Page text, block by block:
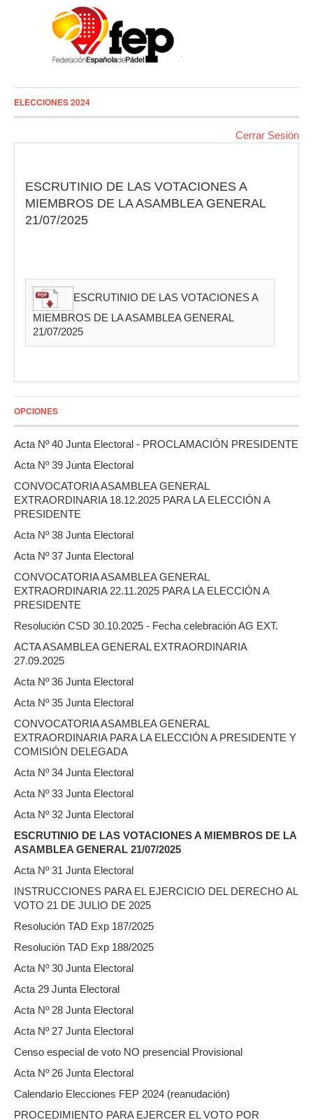
ELECCIONES 2024
Cerrar Sesión
ESCRUTINIO DE LAS VOTACIONES A
MIEMBROS DE LA ASAMBLEA GENERAL
21/07/2025
ESCRUTINIO DE LAS VOTACIONES A
MIEMBROS DE LA ASAMBLEA GENERAL
21/07/2025
OPCIONES
Acta Nº 40 Junta Electoral - PROCLAMACIÓN PRESIDENTE
Acta Nº 39 Junta Electoral
CONVOCATORIA ASAMBLEA GENERAL
EXTRAORDINARIA 18.12.2025 PARA LA ELECCIÓN A
PRESIDENTE
Acta Nº 38 Junta Electoral
Acta Nº 37 Junta Electoral
CONVOCATORIA ASAMBLEA GENERAL
EXTRAORDINARIA 22.11.2025 PARA LA ELECCIÓN A
PRESIDENTE
Resolución CSD 30.10.2025 - Fecha celebración AG EXT.
ACTA ASAMBLEA GENERAL EXTRAORDINARIA
27.09.2025
Acta Nº 36 Junta Electoral
Acta Nº 35 Junta Electoral
CONVOCATORIA ASAMBLEA GENERAL
EXTRAORDINARIA PARA LA ELECCIÓN A PRESIDENTE Y
COMISIÓN DELEGADA
Acta Nº 34 Junta Electoral
Acta Nº 33 Junta Electoral
Acta Nº 32 Junta Electoral
ESCRUTINIO DE LAS VOTACIONES A MIEMBROS DE LA
ASAMBLEA GENERAL 21/07/2025
Acta Nº 31 Junta Electoral
INSTRUCCIONES PARA EL EJERCICIO DEL DERECHO AL
VOTO 21 DE JULIO DE 2025
Resolución TAD Exp 187/2025
Resolución TAD Exp 188/2025
Acta Nº 30 Junta Electoral
Acta 29 Junta Electoral
Acta Nº 28 Junta Electoral
Acta Nº 27 Junta Electoral
Censo especial de voto NO presencial Provisional
Acta Nº 26 Junta Electoral
Calendario Elecciones FEP 2024 (reanudación)
PROCEDIMIENTO PARA EJERCER EL VOTO POR